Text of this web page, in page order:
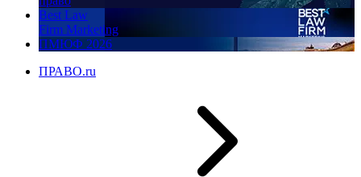
Best Law
Firm Marketing
ПМЮФ 2026
ПРАВО.ru